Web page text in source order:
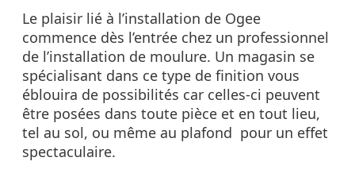
Le plaisir lié à l’installation de Ogee
commence dès l’entrée chez un professionnel
de l’installation de moulure. Un magasin se
spécialisant dans ce type de finition vous
éblouira de possibilités car celles-ci peuvent
être posées dans toute pièce et en tout lieu,
tel au sol, ou même au plafond pour un effet
spectaculaire.